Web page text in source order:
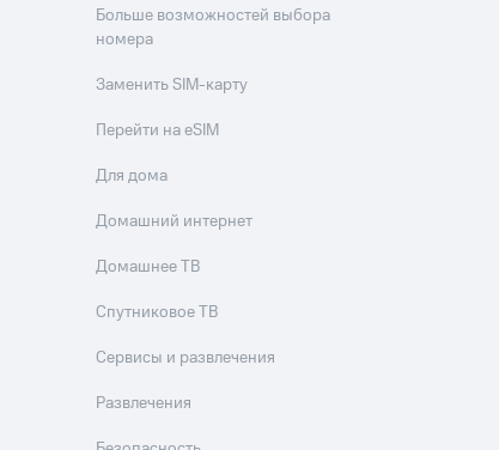
Больше возможностей выбора
номера
Заменить SIM-карту
Перейти на eSIM
Для дома
Домашний интернет
Домашнее ТВ
Спутниковое ТВ
Сервисы и развлечения
Развлечения